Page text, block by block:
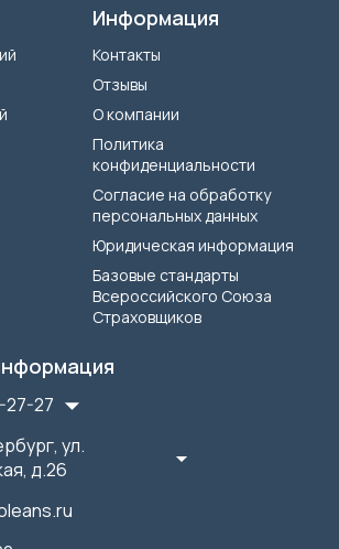
Информация
Контакты
Отзывы
О компании
Политика
конфиденциальности
Согласие на обработку
персональных данных
Юридическая информация
Базовые стандарты
Всероссийского Союза
Страховщиков
27-27
ул.
д.26